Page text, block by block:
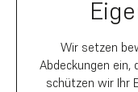
Wir setzen
Abdeckungen ein,
schützen wir Ihr